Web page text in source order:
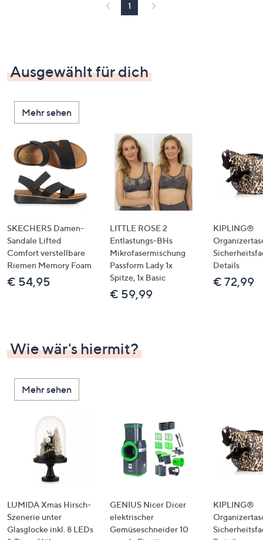
1
Ausgewählt für dich
Mehr sehen
SKECHERS Damen-
Sandale Lifted
Comfort verstellbare
Riemen Memory Foam
€ 54,95
LITTLE ROSE 2
Entlastungs-BHs
Mikrofasermischung
Passform Lady 1x
Spitze, 1x Basic
€ 59,99
KIPLING®
Details
€ 72,99
Wie wär's hiermit?
Mehr sehen
LUMIDA Xmas Hirsch-
Szenerie unter
Glasglocke inkl. 8 LEDs
GENIUS Nicer Dicer
elektrischer
Gemüseschneider 10
KIPLING®